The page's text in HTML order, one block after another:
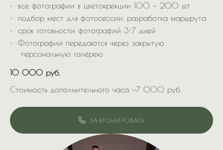
все фотографии в цветокрекции 100 — 200 шт
подбор мест для фотосессии, разработка маршрута
срок готовности фотографий 3-7 дней
Фотографии передаются через закрытую
персональную галерею
10 000 руб.
Стоимость дополнительного часа —7 000 руб
ЗАБРОНИРОВАТЬ